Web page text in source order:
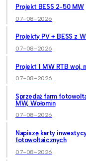
Projekt BESS 2-50 MW
07-08-2026
Projekty PV + BESS z
07-08-2026
Projekt 1 MW RTB woj.
07-08-2026
Sprzedaż farm
MW, Wołomin
07-08-2026
Napiszę karty
fotowoltaicznych
07-08-2026